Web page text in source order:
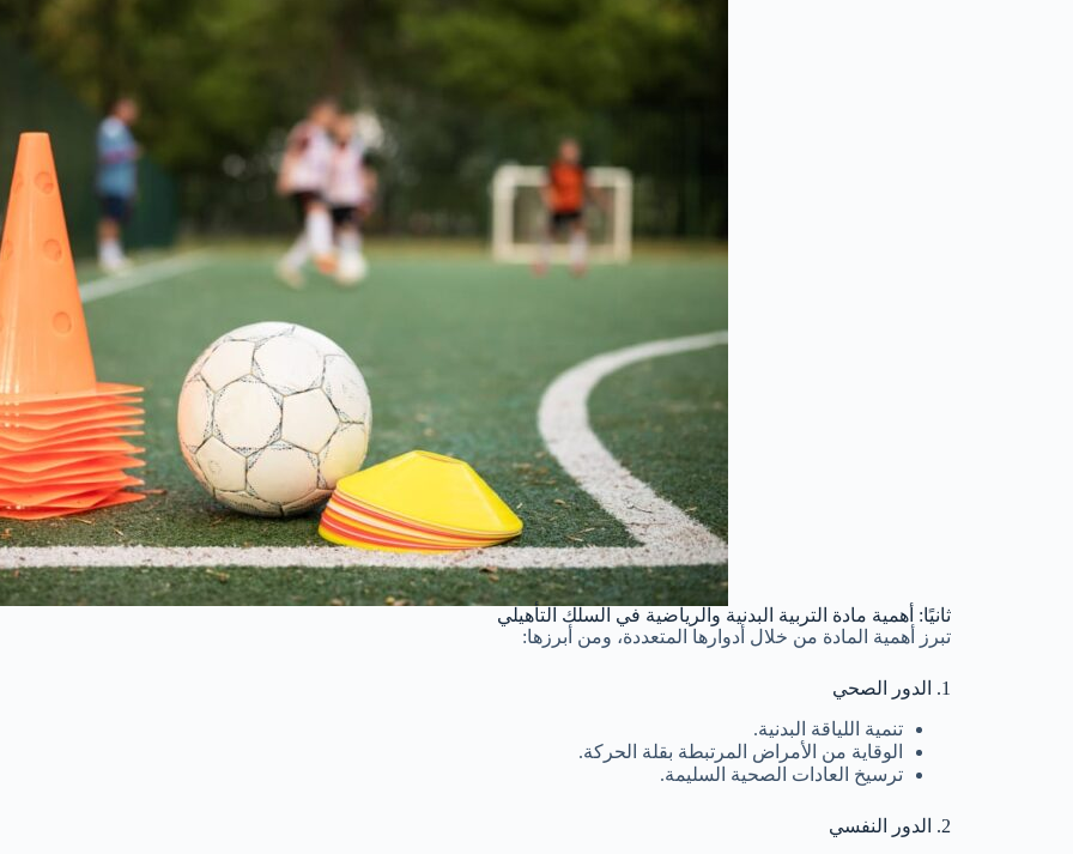
ثانيًا: أهمية مادة التربية البدنية والرياضية في السلك التأهيلي
تبرز أهمية المادة من خلال أدوارها المتعددة، ومن أبرزها:
1. الدور الصحي
تنمية اللياقة البدنية.
الوقاية من الأمراض المرتبطة بقلة الحركة.
ترسيخ العادات الصحية السليمة.
2. الدور النفسي